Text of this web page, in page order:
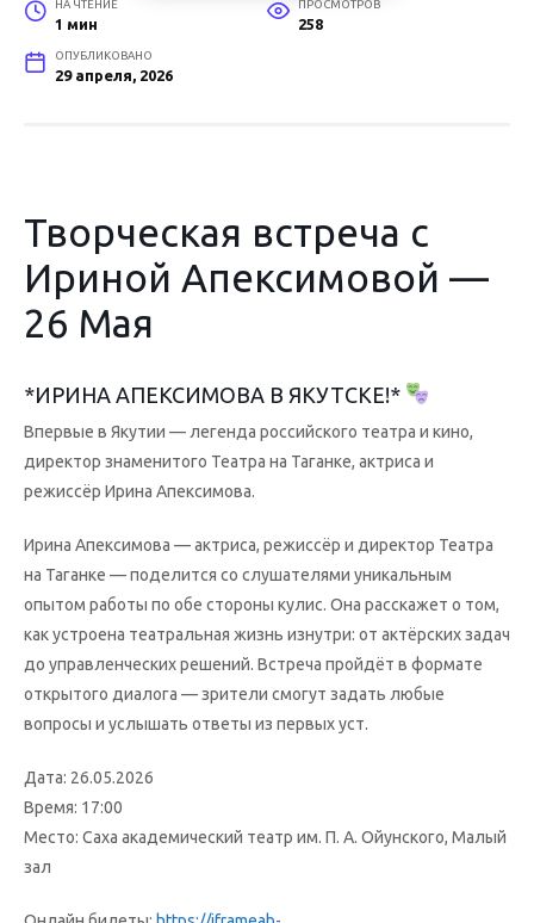
НА ЧТЕНИЕ
1 мин
ПРОСМОТРОВ
258
ОПУБЛИКОВАНО
29 апреля, 2026
Творческая встреча с
Ириной Апексимовой —
26 Мая
*ИРИНА АПЕКСИМОВА В ЯКУТСКЕ!*
Впервые в Якутии — легенда российского театра и кино,
директор знаменитого Театра на Таганке, актриса и
режиссёр Ирина Апексимова.
Ирина Апексимова — актриса, режиссёр и директор Театра
на Таганке — поделится со слушателями уникальным
опытом работы по обе стороны кулис. Она расскажет о том,
как устроена театральная жизнь изнутри: от актёрских задач
до управленческих решений. Встреча пройдёт в формате
открытого диалога — зрители смогут задать любые
вопросы и услышать ответы из первых уст.
Дата: 26.05.2026
Время: 17:00
Место: Саха академический театр им. П. А. Ойунского, Малый
зал